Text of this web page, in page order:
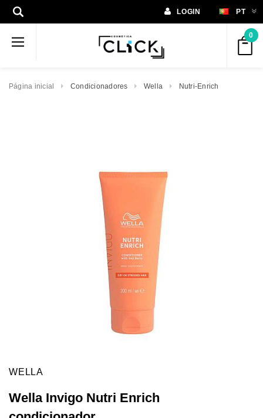
LOGIN PT
0
Página inicial Condicionadores Wella Nutri-Enrich
WELLA
Wella Invigo Nutri Enrich